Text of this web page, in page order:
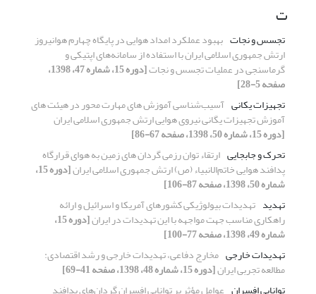
ت
تجسس و نجات بهبود عملکرد امداد هوایی در پایگاه چهارم هوانیروز
ارتش جمهوری اسلامی ایران با استفاده از‌ سامانه‌های اپتیکی و
گرماسنجی در عملیات تجسس و نجات [دوره 15، شماره 47، 1398،
صفحه 5-28]
تجهیزات یکانی آسیب‌شناسی آموزش های مهارت محور در هیئت های
آموزش تجهیزات یگانی نیروی هوایی ارتش جمهوری اسلامی ایران
[دوره 15، شماره 50، 1398، صفحه 67-86]
تحرک و جابجایی ارتقاء توان رزمی گردان های زمین به هوای قرارگاه
پدافند هوایی خاتم‌الانبیاء (ص) ارتش جمهوری اسلامی ایران [دوره 15،
شماره 50، 1398، صفحه 87-106]
تهدید تهدیدات بیولوژیکی کشورهای آمریکا و اسرائیل و ارائه
راهکاری مناسب جهت مواجهه با این تهدیدات در ایران [دوره 15،
شماره 49، 1398، صفحه 77-100]
تهدیدات خارجی مخارج دفاعی، تهدیدات خارجی و رشد اقتصادی:
مطالعه تجربی ایران[دوره 15، شماره 48، 1398، صفحه 41-69]
توانایی افسران عوامل مؤثر بر توانایی افسران گردان‌های پدافند